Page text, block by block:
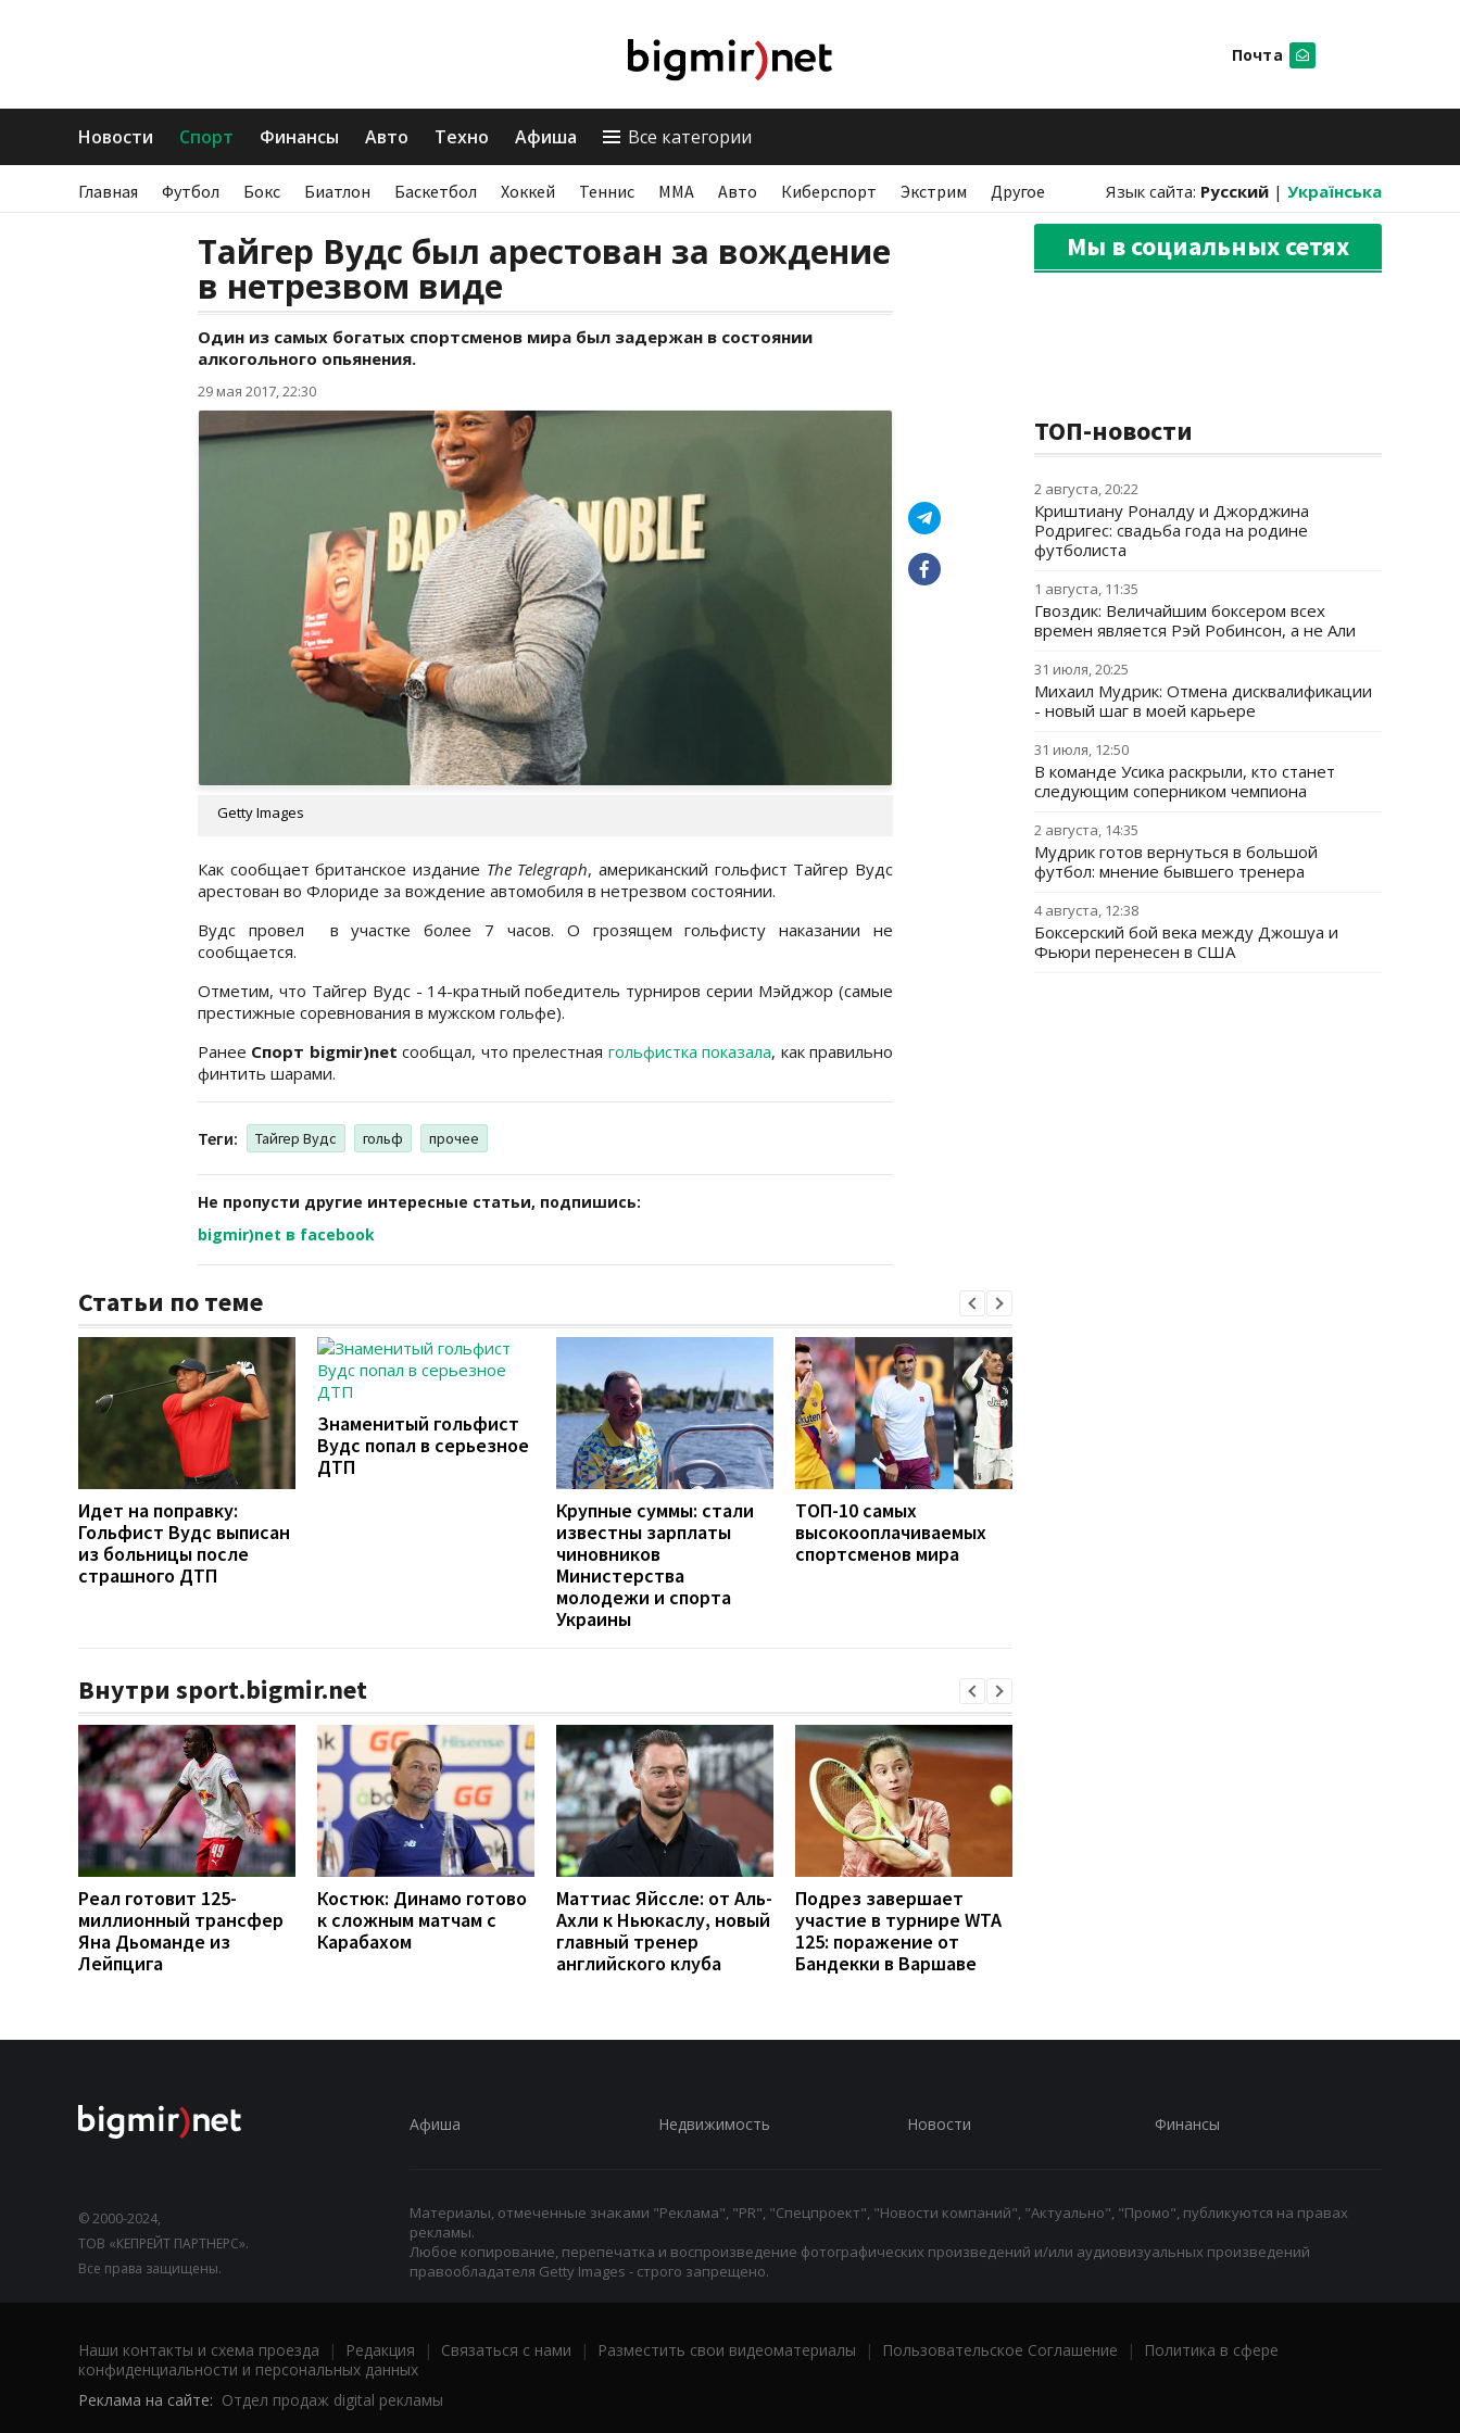
Почта
Новости Спорт Финансы Авто Техно Афиша Все категории
Главная Футбол Бокс Биатлон Баскетбол Хоккей Теннис ММА Авто Киберспорт Экстрим Другое Язык сайта: Русский | Українська
Тайгер Вудс был арестован за вождение
в нетрезвом виде
Один из самых богатых спортсменов мира был задержан в состоянии
алкогольного опьянения.
29 мая 2017, 22:30
Getty Images
Как сообщает британское издание The Telegraph, американский гольфист Тайгер Вудс
арестован во Флориде за вождение автомобиля в нетрезвом состоянии.
Вудс провел в участке более 7 часов. О грозящем гольфисту наказании не
сообщается.
Отметим, что Тайгер Вудс - 14-кратный победитель турниров серии Мэйджор (самые
престижные соревнования в мужском гольфе).
Ранее Спорт bigmir)net сообщал, что прелестная гольфистка показала, как правильно
финтить шарами.
Теги: Тайгер Вудс гольф прочее
Не пропусти другие интересные статьи, подпишись:
bigmir)net в facebook
Статьи по теме
Идет на поправку:
Гольфист Вудс выписан
из больницы после
страшного ДТП
Знаменитый гольфист
Вудс попал в серьезное
ДТП
Крупные суммы: стали
известны зарплаты
чиновников
Министерства
молодежи и спорта
Украины
ТОП-10 самых
высокооплачиваемых
спортсменов мира
Внутри sport.bigmir.net
Реал готовит 125-
миллионный трансфер
Яна Дьоманде из
Лейпцига
Костюк: Динамо готово
к сложным матчам с
Карабахом
Маттиас Яйссле: от Аль-
Ахли к Ньюкаслу, новый
главный тренер
английского клуба
Подрез завершает
участие в турнире WTA
125: поражение от
Бандекки в Варшаве
Мы в социальных сетях
ТОП-новости
2 августа, 20:22
Криштиану Роналду и Джорджина
Родригес: свадьба года на родине
футболиста
1 августа, 11:35
Гвоздик: Величайшим боксером всех
времен является Рэй Робинсон, а не Али
31 июля, 20:25
Михаил Мудрик: Отмена дисквалификации
- новый шаг в моей карьере
31 июля, 12:50
В команде Усика раскрыли, кто станет
следующим соперником чемпиона
2 августа, 14:35
Мудрик готов вернуться в большой
футбол: мнение бывшего тренера
4 августа, 12:38
Боксерский бой века между Джошуа и
Фьюри перенесен в США
© 2000-2024,
ТОВ «КЕПРЕЙТ ПАРТНЕРС».
Все права защищены.
Афиша Недвижимость Новости Финансы
Материалы, отмеченные знаками "Реклама", "PR", "Спецпроект", "Новости компаний", "Актуально", "Промо", публикуются на правах
рекламы.
Любое копирование, перепечатка и воспроизведение фотографических произведений и/или аудиовизуальных произведений
правообладателя Getty Images - строго запрещено.
Наши контакты и схема проезда | Редакция | Связаться с нами | Разместить свои видеоматериалы | Пользовательское Соглашение |
Политика в сфере
конфиденциальности и персональных данных
Реклама на сайте: Отдел продаж digital рекламы